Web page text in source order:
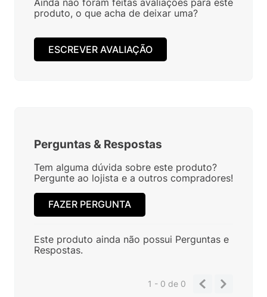
R$ 439, 00 R$309,00
Em até4xR$ 77,25 sem
R$1.199,00
Em até 8xR$
ESCREVER AVALIAÇÃO
Perguntas &Respostas
Pergunte ao lojista e a outros compradores!